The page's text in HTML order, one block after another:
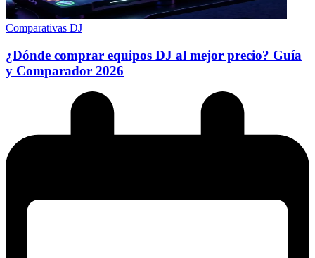
Comparativas DJ
¿Dónde comprar equipos DJ al mejor precio? Guía
y Comparador 2026